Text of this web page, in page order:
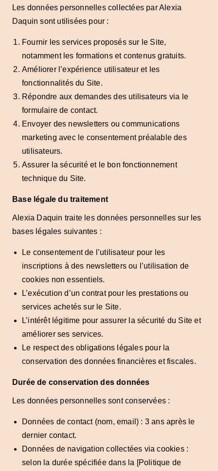
Les données personnelles collectées par Alexia
Daquin sont utilisées pour :
Fournir les services proposés sur le Site,
notamment les formations et contenus gratuits.
Améliorer l’expérience utilisateur et les
fonctionnalités du Site.
Répondre aux demandes des utilisateurs via le
formulaire de contact.
Envoyer des newsletters ou communications
marketing avec le consentement préalable des
utilisateurs.
Assurer la sécurité et le bon fonctionnement
technique du Site.
Base légale du traitement
Alexia Daquin traite les données personnelles sur les
bases légales suivantes :
Le consentement de l’utilisateur pour les
inscriptions à des newsletters ou l’utilisation de
cookies non essentiels.
L’exécution d’un contrat pour les prestations ou
services achetés sur le Site.
L’intérêt légitime pour assurer la sécurité du Site et
améliorer ses services.
Le respect des obligations légales pour la
conservation des données financières et fiscales.
Durée de conservation des données
Les données personnelles sont conservées :
Données de contact (nom, email) : 3 ans après le
dernier contact.
Données de navigation collectées via cookies :
selon la durée spécifiée dans la [Politique de